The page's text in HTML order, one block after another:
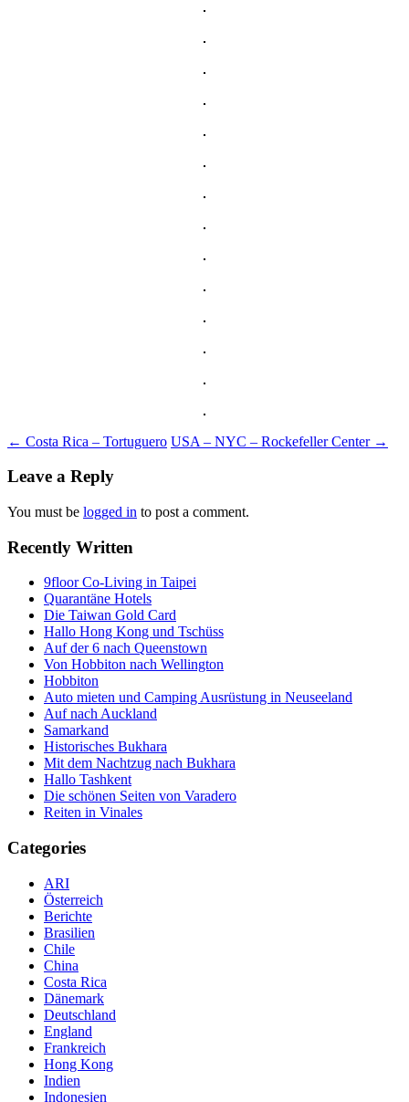
Post
navigation
← Costa Rica – Tortuguero USA – NYC – Rockefeller Center →
Leave a Reply
You must be logged in to post a comment.
Recently Written
9floor Co-Living in Taipei
Quarantäne Hotels
Die Taiwan Gold Card
Hallo Hong Kong und Tschüss
Auf der 6 nach Queenstown
Von Hobbiton nach Wellington
Hobbiton
Auto mieten und Camping Ausrüstung in Neuseeland
Auf nach Auckland
Samarkand
Historisches Bukhara
Mit dem Nachtzug nach Bukhara
Hallo Tashkent
Die schönen Seiten von Varadero
Reiten in Vinales
Categories
ARI
Österreich
Berichte
Brasilien
Chile
China
Costa Rica
Dänemark
Deutschland
England
Frankreich
Hong Kong
Indien
Indonesien